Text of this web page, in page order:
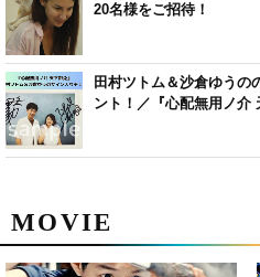
MOVIE
20名様をご招待！
田村ツトム＆沙倉ゆうの
ント！／『心配無用ノ介